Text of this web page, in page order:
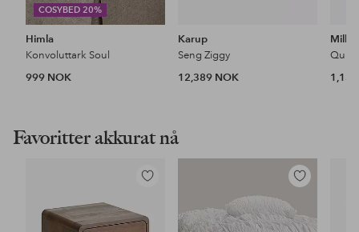
COSYBED 20%
Himla
Konvoluttark Soul
999 NOK
Karup
Seng Ziggy
12,389 NOK
Mille
Quilt
Favoritter akkurat nå
Legg
favoritter
Legg
favoritter